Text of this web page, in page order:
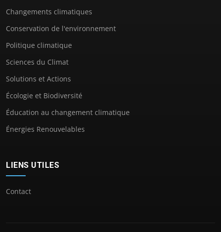
Changements climatiques
Conservation de l'environnement
Politique climatique
Sciences du Climat
Solutions et Actions
Écologie et Biodiversité
Éducation au changement climatique
Énergies Renouvelables
LIENS UTILES
Contact